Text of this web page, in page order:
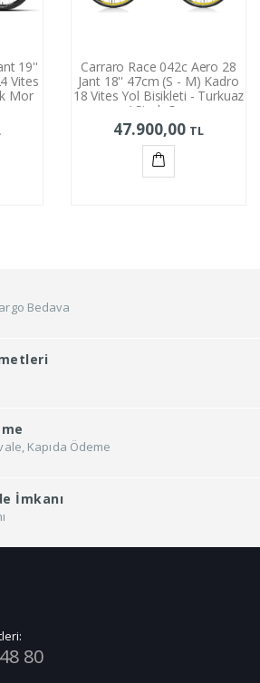
19''
Vites
Mor
Carraro Race 042c Aero 28
Jant 18'' 47cm (S - M) Kadro
18 Vites Yol Bisikleti - Turkuaz
/ Siyah Sarı
47.900,00 TL
Bedava
Kapıda Ödeme
İmkanı
80